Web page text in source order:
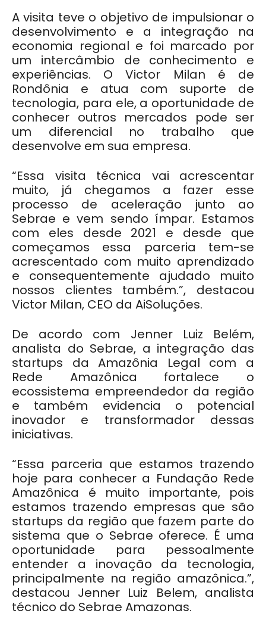
A visita teve o objetivo de impulsionar o
desenvolvimento e a integração na
economia regional e foi marcado por
um intercâmbio de conhecimento e
experiências. O Victor Milan é de
Rondônia e atua com suporte de
tecnologia, para ele, a oportunidade de
conhecer outros mercados pode ser
um diferencial no trabalho que
desenvolve em sua empresa.
“Essa visita técnica vai acrescentar
muito, já chegamos a fazer esse
processo de aceleração junto ao
Sebrae e vem sendo ímpar. Estamos
com eles desde 2021 e desde que
começamos essa parceria tem-se
acrescentado com muito aprendizado
e consequentemente ajudado muito
nossos clientes também.”, destacou
Victor Milan, CEO da AiSoluções.
De acordo com Jenner Luiz Belém,
analista do Sebrae, a integração das
startups da Amazônia Legal com a
Rede Amazônica fortalece o
ecossistema empreendedor da região
e também evidencia o potencial
inovador e transformador dessas
iniciativas.
“Essa parceria que estamos trazendo
hoje para conhecer a Fundação Rede
Amazônica é muito importante, pois
estamos trazendo empresas que são
startups da região que fazem parte do
sistema que o Sebrae oferece. É uma
oportunidade para pessoalmente
entender a inovação da tecnologia,
principalmente na região amazônica.”,
destacou Jenner Luiz Belem, analista
técnico do Sebrae Amazonas.